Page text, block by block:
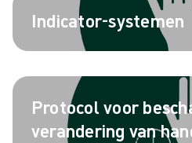
Indicator-systemen
Protocol voor
verandering van